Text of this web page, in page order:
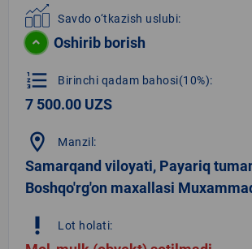
Savdo o‘tkazish uslubi:
Oshirib borish
format_list_numbered Birinchi qadam bahosi(10%):
7 500.00 UZS
location_on Manzil:
Samarqand viloyati, Payariq
Boshqo'rg'on maxallasi
priority_high Lot holati: